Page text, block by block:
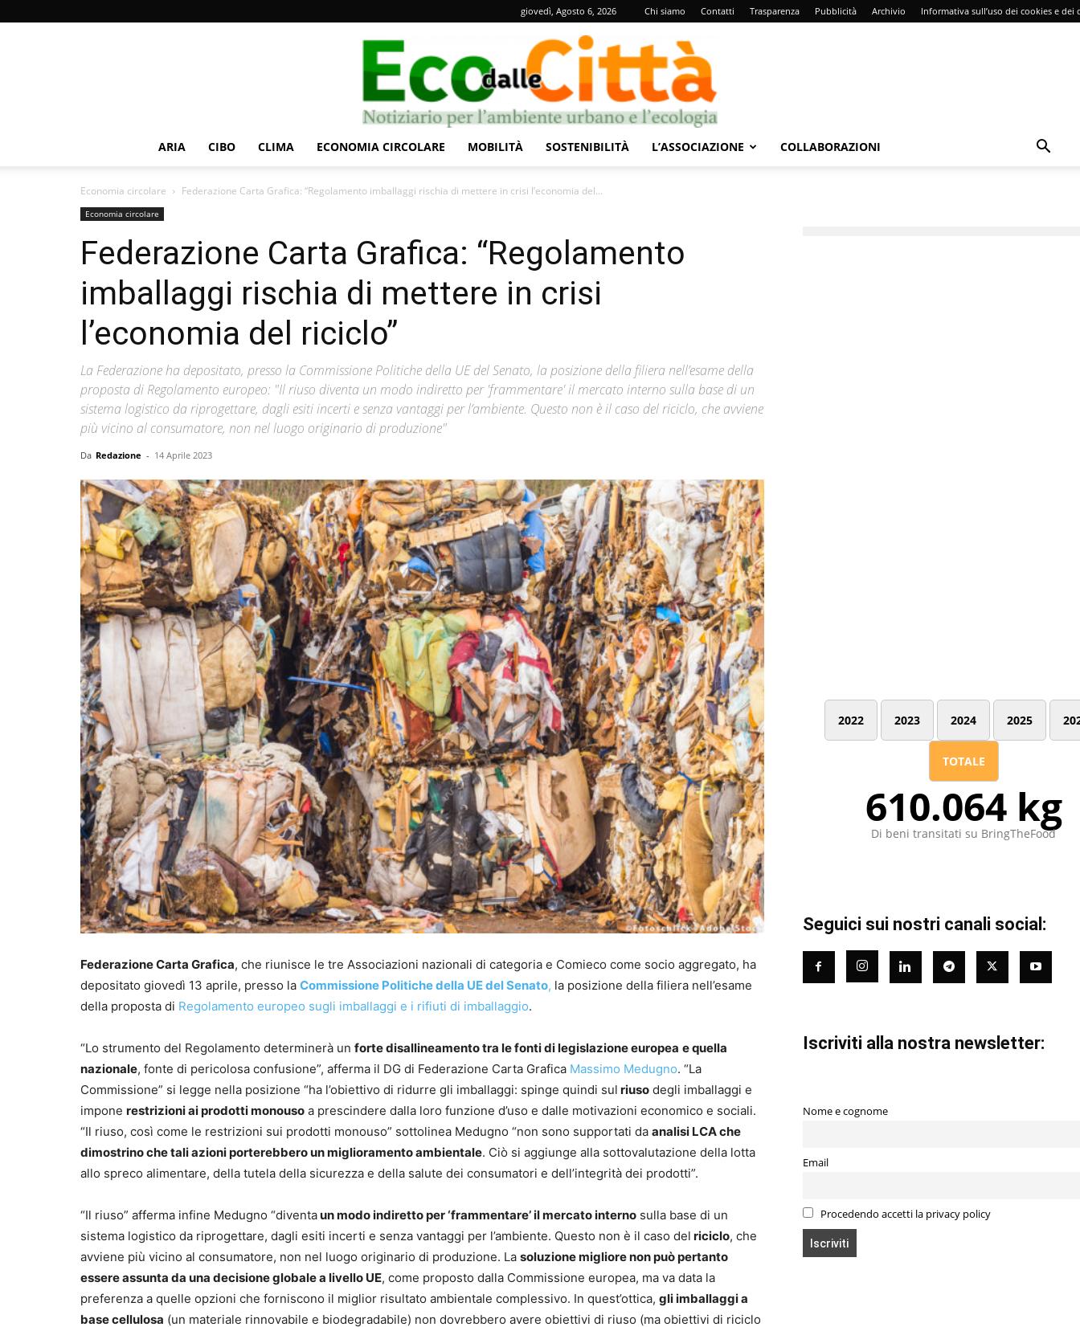
giovedì, Agosto 6, 2026 Chi siamo Contatti Trasparenza Pubblicità Archivio Informativa sull’uso dei cookies e dei
Città
ARIA CIBO CLIMA ECONOMIA CIRCOLARE MOBILITÀ SOSTENIBILITÀ L’ASSOCIAZIONE COLLABORAZIONI
Economia circolare Federazione Carta Grafica: “Regolamento imballaggi rischia di mettere in crisi l’economia del...
Economia circolare
Federazione Carta Grafica: “Regolamento
imballaggi rischia di mettere in crisi
l’economia del riciclo”
La Federazione ha depositato, presso la Commissione Politiche della UE del Senato, la posizione della filiera nell’esame della
proposta di Regolamento europeo: "Il riuso diventa un modo indiretto per 'frammentare' il mercato interno sulla base di un
sistema logistico da riprogettare, dagli esiti incerti e senza vantaggi per l’ambiente. Questo non è il caso del riciclo, che avviene
più vicino al consumatore, non nel luogo originario di produzione"
Da Redazione - 14 Aprile 2023
Federazione Carta Grafica, che riunisce le tre Associazioni nazionali di categoria e Comieco come socio aggregato, ha
depositato giovedì 13 aprile, presso la Commissione Politiche della UE del Senato, la posizione della filiera nell’esame
della proposta di Regolamento europeo sugli imballaggi e i rifiuti di imballaggio.
“Lo strumento del Regolamento determinerà un forte disallineamento tra le fonti di legislazione europea e quella
nazionale, fonte di pericolosa confusione”, afferma il DG di Federazione Carta Grafica Massimo Medugno. “La
Commissione” si legge nella posizione “ha l’obiettivo di ridurre gli imballaggi: spinge quindi sul riuso degli imballaggi e
impone restrizioni ai prodotti monouso a prescindere dalla loro funzione d’uso e dalle motivazioni economico e sociali.
“Il riuso, così come le restrizioni sui prodotti monouso” sottolinea Medugno “non sono supportati da analisi LCA che
dimostrino che tali azioni porterebbero un miglioramento ambientale. Ciò si aggiunge alla sottovalutazione della lotta
allo spreco alimentare, della tutela della sicurezza e della salute dei consumatori e dell’integrità dei prodotti”.
“Il riuso” afferma infine Medugno “diventaun modo indiretto per ‘frammentare’ il mercato interno sulla base di un
sistema logistico da riprogettare, dagli esiti incerti e senza vantaggi per l’ambiente. Questo non è il caso del riciclo, che
avviene più vicino al consumatore, non nel luogo originario di produzione. La soluzione migliore non può pertanto
essere assunta da una decisione globale a livello UE, come proposto dalla Commissione europea, ma va data la
preferenza a quelle opzioni che forniscono il miglior risultato ambientale complessivo. In quest’ottica, gli imballaggi a
base cellulosa (un materiale rinnovabile e biodegradabile) non dovrebbero avere obiettivi di riuso (ma obiettivi di riciclo
2022 2023 2024 2025
TOTALE
610.064 kg
Di beni transitati su BringTheFood
Seguici sui nostri canali social:
Iscriviti alla nostra newsletter:
Nome e cognome
Email
Procedendo accetti la privacy policy